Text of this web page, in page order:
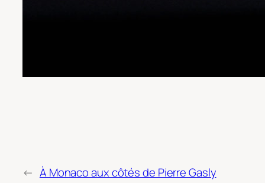
← À Monaco aux côtés de Pierre Gasly